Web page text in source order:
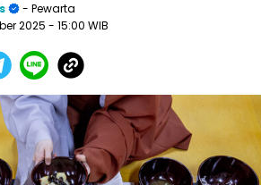
- Pewarta
2025 - 15:00 WIB